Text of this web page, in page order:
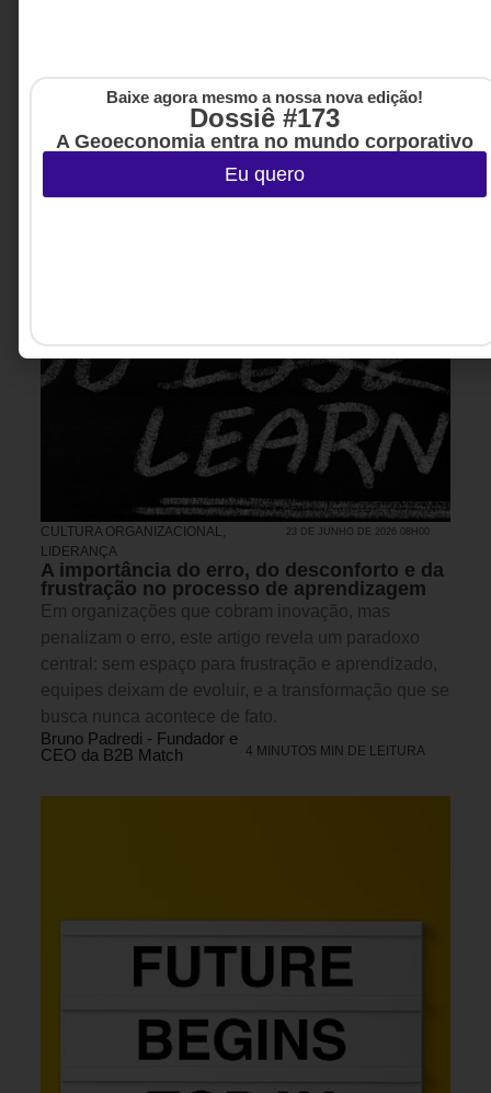
CULTURA ORGANIZACIONAL,
LIDERANÇA
23 DE JUNHO DE 2026 08H00
A importância do erro, do desconforto e da
frustração no processo de aprendizagem
Em organizações que cobram inovação, mas
penalizam o erro, este artigo revela um paradoxo
central: sem espaço para frustração e aprendizado,
equipes deixam de evoluir, e a transformação que se
busca nunca acontece de fato.
Bruno Padredi - Fundador e
CEO da B2B Match
4 MINUTOS MIN DE LEITURA
Baixe agora mesmo a nossa nova edição!
Dossiê #173
A Geoeconomia entra no mundo corporativo
Eu quero